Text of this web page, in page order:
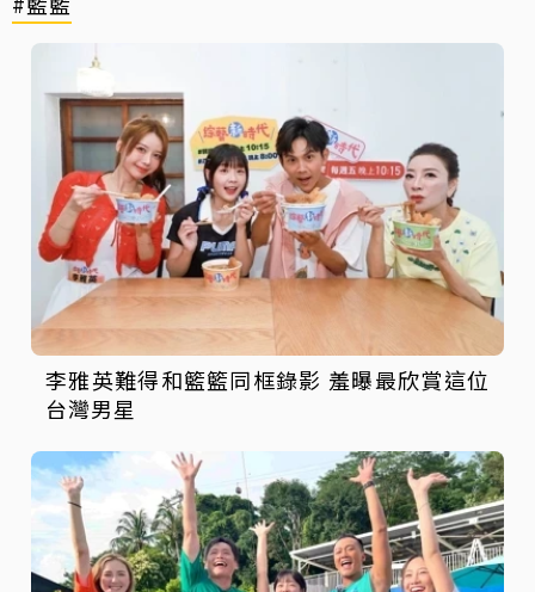
李雅英難得和籃籃同框錄影 羞曝最欣賞這位
台灣男星